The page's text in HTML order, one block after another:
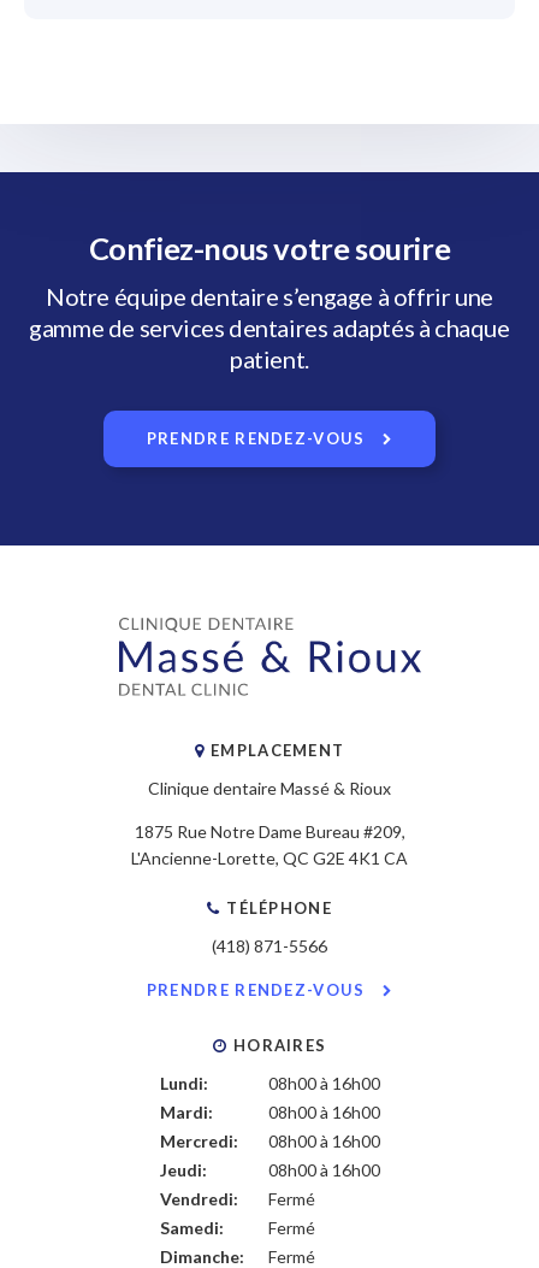
Confiez-nous votre sourire
Notre équipe dentaire s’engage à offrir une
gamme de services dentaires adaptés à chaque
patient.
PRENDRE RENDEZ-VOUS
EMPLACEMENT
Clinique dentaire Massé & Rioux
1875 Rue Notre Dame Bureau #209
L'Ancienne-Lorette QC G2E 4K1 CA
TÉLÉPHONE
(418) 871-5566
PRENDRE RENDEZ-VOUS
HORAIRES
Lundi:
08h00 à 16h00
Mardi:
08h00 à 16h00
Mercredi:
08h00 à 16h00
Jeudi:
08h00 à 16h00
Vendredi:
Fermé
Samedi:
Fermé
Dimanche:
Fermé